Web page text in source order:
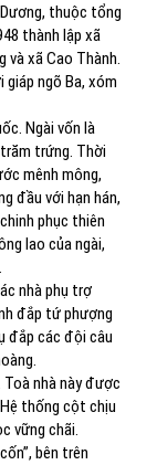
thuộc tổng
thành lập xã
và xã Cao Thành.
ngõ Ba, xóm
Ngài vốn là
trứng. Thời
mênh mông,
đầu với hạn hán,
phục thiên
lao của ngài,
nhà phụ trợ
đắp tứ phượng
đắp các đội câu
nhà này được
thống cột chịu
vững chãi.
bên trên